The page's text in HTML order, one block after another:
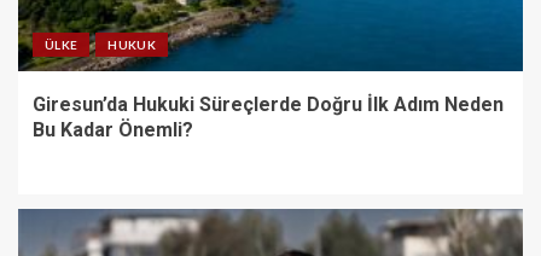
ÜLKE HUKUK
Giresun’da Hukuki Süreçlerde Doğru İlk Adım Neden
Bu Kadar Önemli?